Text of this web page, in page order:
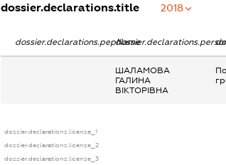
dossier.declarations.title 2018
dossier.declarations.pepName
ШАЛАМОВА
ГАЛИНА
ВІКТОРІВНА
dossier.declarations.license_1
dossier.declarations.license_2
dossier.declarations.license_3